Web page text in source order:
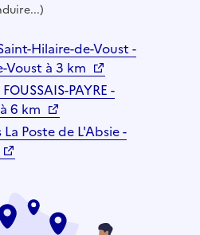
Hilaire-de-Voust -
Voust à 3 km
PAYRE -
6 km
Poste de L'Absie -